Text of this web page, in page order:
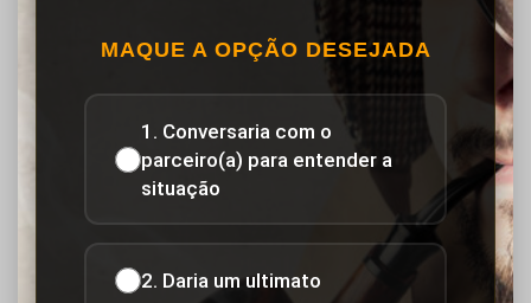
MAQUE A OPÇÃO DESEJADA
1. Conversaria com o
parceiro(a) para entender a
situação
2. Daria um ultimato